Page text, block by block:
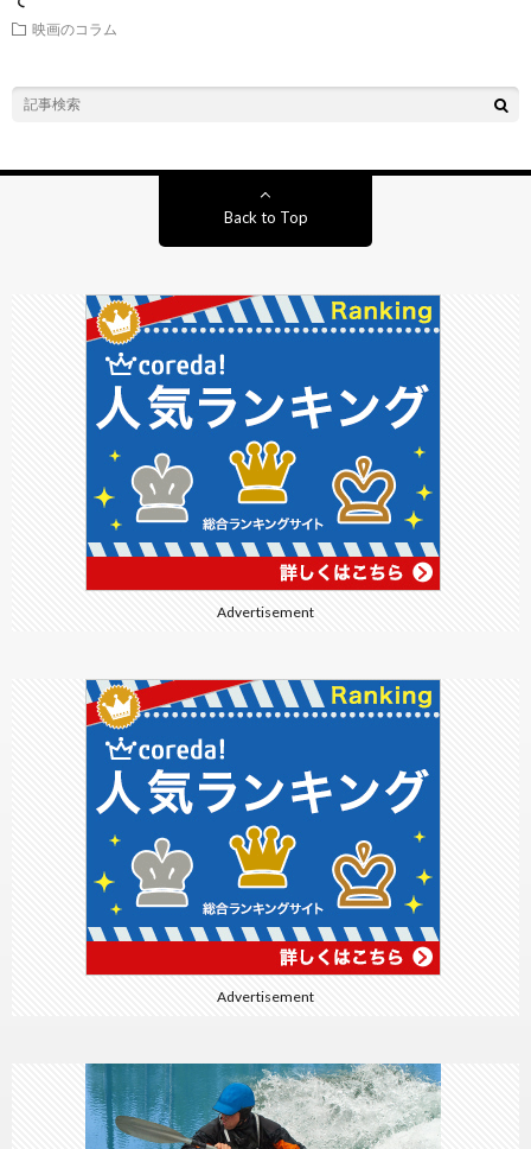
映画のコラム
Back to Top
Advertisement
Advertisement